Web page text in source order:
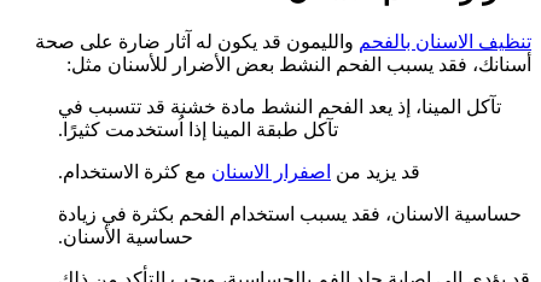
تنظيف الاسنان بالفحم والليمون قد يكون له آثار ضارة على صحة
أسنانك، فقد يسبب الفحم النشط بعض الأضرار للأسنان مثل:
تآكل المينا، إذ يعد الفحم النشط مادة خشنة قد تتسبب في
تآكل طبقة المينا إذا اُستخدمت كثيرًا.
قد يزيد من اصفرار الاسنان مع كثرة الاستخدام.
حساسية الاسنان، فقد يسبب استخدام الفحم بكثرة في زيادة
حساسية الأسنان.